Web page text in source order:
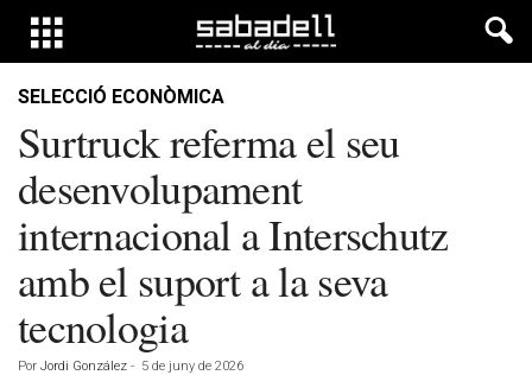
SELECCIÓ ECONÒMICA
Surtruck referma el seu
desenvolupament
internacional a Interschutz
amb el suport a la seva
tecnologia
Por Jordi González - 5 de juny de 2026